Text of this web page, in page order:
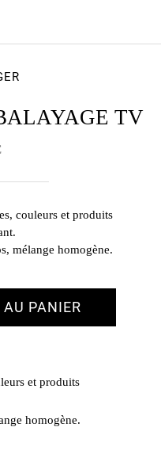
TV
couleurs et produits
mélange homogène.
PANIER
et produits
homogène.